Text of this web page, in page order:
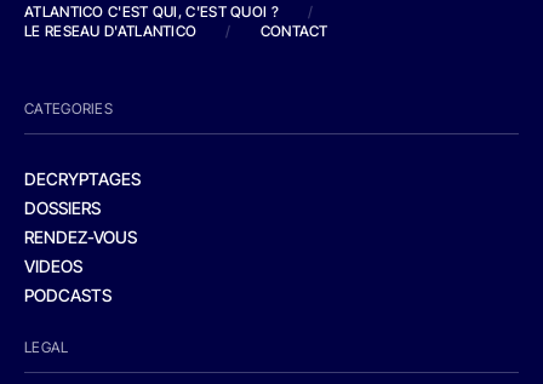
ATLANTICO C'EST QUI, C'EST QUOI ?
/
LE RESEAU D'ATLANTICO
/ CONTACT
CATEGORIES
DECRYPTAGES
DOSSIERS
RENDEZ-VOUS
VIDEOS
PODCASTS
LEGAL